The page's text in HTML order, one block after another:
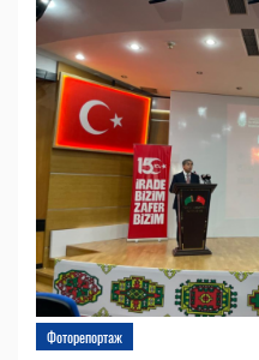
Фоторепортаж